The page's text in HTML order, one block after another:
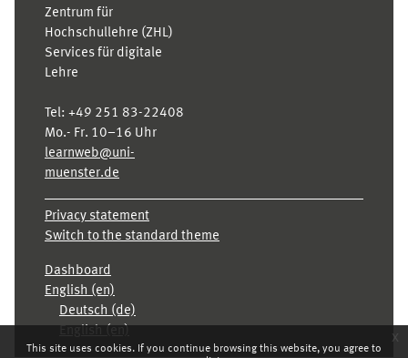
This site uses cookies. If you continue browsing this website, you agree to
x
Zentrum für
Hochschullehre (ZHL)
Services für digitale
Lehre
Tel: +49 251 83-22408
Mo.- Fr. 10–16 Uhr
learnweb@uni-
muenster.de
Privacy statement
Switch to the standard theme
Dashboard
English ‎(en)‎
Deutsch ‎(de)‎